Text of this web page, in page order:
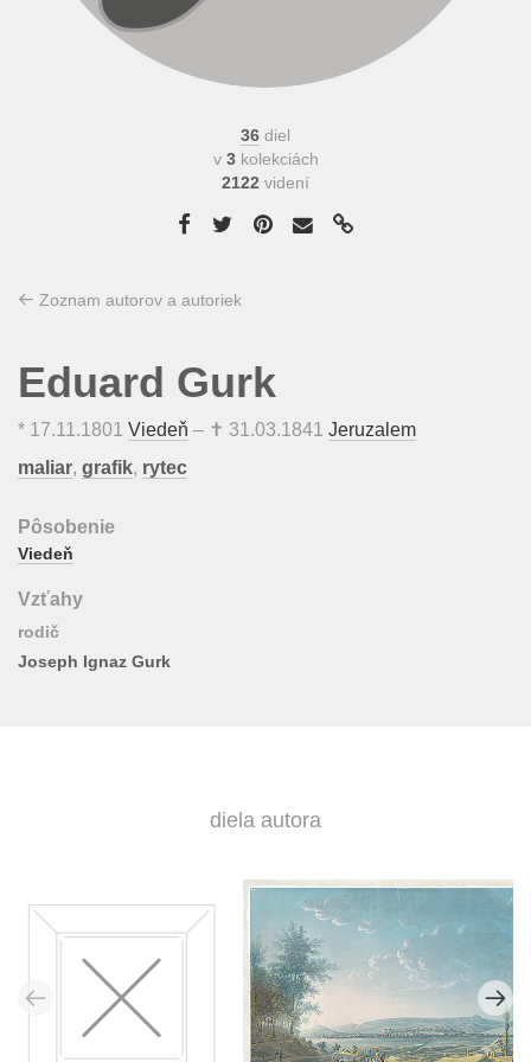
36 diel
v 3kolekciách
2122 videní
Zoznam autorov a autoriek
Eduard Gurk
* 17.11.1801 Viedeň – ✝ 31.03.1841 Jeruzalem
maliar, grafik, rytec
Pôsobenie
Viedeň
Vzťahy
rodič
Joseph Ignaz Gurk
diela autora